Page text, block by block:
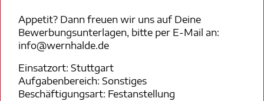
Appetit? Dann freuen wir uns auf Deine
Bewerbungsunterlagen, bitte per E-Mail an:
info@wernhalde.de
Einsatzort: Stuttgart
Aufgabenbereich: Sonstiges
Beschäftigungsart: Festanstellung